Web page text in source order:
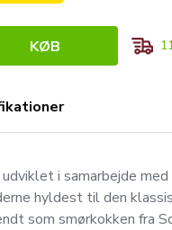
KØB
i samarbejde
hyldest til den
som smørkokken fra